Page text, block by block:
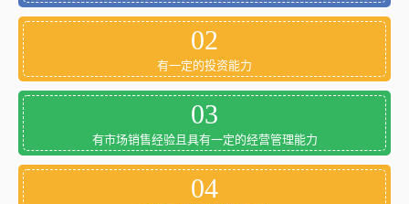
02
有一定的投资能力
03
有市场销售经验且具有一定的经营管理能力
04